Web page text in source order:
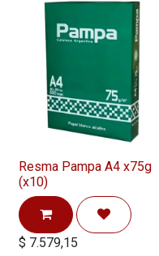
Resma Pampa A4 x75g
(x10)
$ 7.579,15